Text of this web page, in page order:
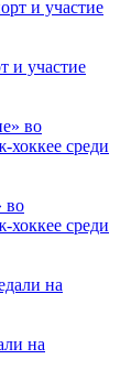
и участие
во
хоккее среди
на